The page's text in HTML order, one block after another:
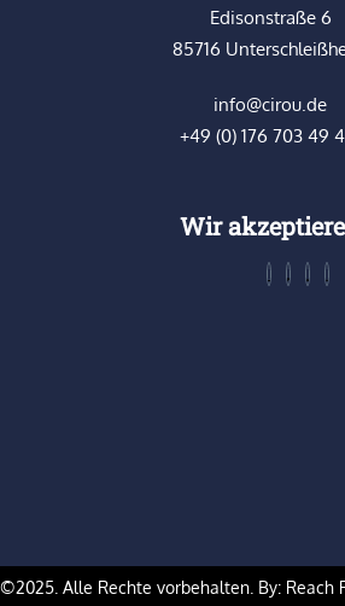
Edisonstraße 6
85716
info@cirou.de
+49 (0) 176 703 49
Wir
©2025. Alle Rechte vorbehalten. By: Reach